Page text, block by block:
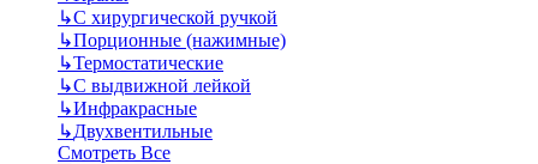
↳С хирургической ручкой
↳Порционные (нажимные)
↳Термостатические
↳С выдвижной лейкой
↳Инфракрасные
↳Двухвентильные
Смотреть Все